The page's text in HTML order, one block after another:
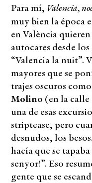
Para mí, Valencia,
muy bien la época
en València
autocares desde
“Valencia la nuit”.
mayores que se
trajes oscuros
Molino (en la
una de esas
striptease, pero
desnudos, los
hacía que se
senyor!”. Eso
gente que se